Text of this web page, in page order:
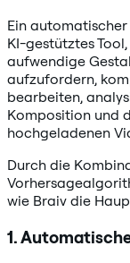
Ein
KI-gestütztes
aufwendige
aufzufordern,
bearbeiten,
Komposition und
hochgeladenen
Durch die
wie Braiv die
1.